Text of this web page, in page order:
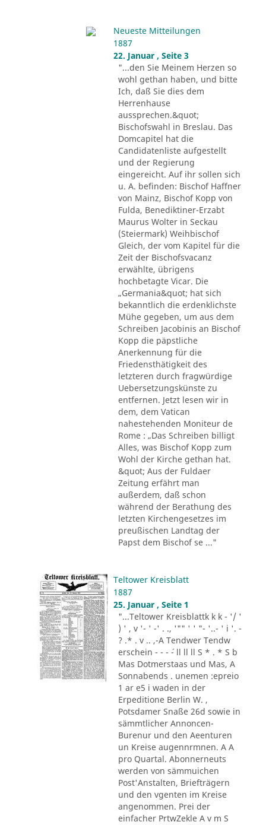
Neueste Mitteilungen
1887
22. Januar , Seite 3
"...den Sie Meinem Herzen so
wohl gethan haben, und bitte
Ich, daß Sie dies dem
Herrenhause
aussprechen.&quot;
Bischofswahl in Breslau. Das
Domcapitel hat die
Candidatenliste aufgestellt
und der Regierung
eingereicht. Auf ihr sollen sich
u. A. befinden: Bischof Haffner
von Mainz, Bischof Kopp von
Fulda, Benediktiner-Erzabt
Maurus Wolter in Seckau
(Steiermark) Weihbischof
Gleich, der vom Kapitel für die
Zeit der Bischofsvacanz
erwählte, übrigens
hochbetagte Vicar. Die
„Germania&quot; hat sich
bekanntlich die erdenklichste
Mühe gegeben, um aus dem
Schreiben Jacobinis an Bischof
Kopp die päpstliche
Anerkennung für die
Friedensthätigkeit des
letzteren durch fragwürdige
Uebersetzungskünste zu
entfernen. Jetzt lesen wir in
dem, dem Vatican
nahestehenden Moniteur de
Rome : „Das Schreiben billigt
Alles, was Bischof Kopp zum
Wohl der Kirche gethan hat.
&quot; Aus der Fuldaer
Zeitung erfährt man
außerdem, daß schon
während der Berathung des
letzten Kirchengesetzes im
preußischen Landtag der
Papst dem Bischof se ..."
Teltower Kreisblatt
1887
25. Januar , Seite 1
"...Teltower Kreisblattk k k - '/ '
) ' , v '- ' -' . ., '"" ' ' "- '..- ' i '. -
? .* . v .. ,-A Tendwer Tendw
erschein - - - ´- ll ll ll S * . * S b
Mas Dotmerstaas und Mas, A
Sonnabends . unemen :epreio
1 ar e5 i waden in der
Erpeditione Berlin W. ,
Potsdamer Snaße 26d sowie in
sämmtlicher Annoncen-
Burenur und den Aeenturen
un Kreise augennrmnen. A A
pro Quartal. Abonnerneuts
werden von sämmuichen
Post'Anstalten, Briefträgern
und den vgenten im Kreise
angenommen. Prei der
einfacher PrtwZekle A v m S